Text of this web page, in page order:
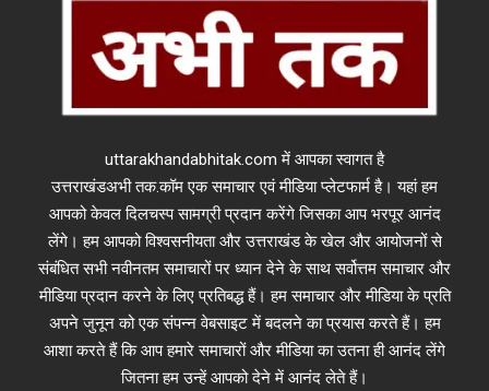
uttarakhandabhitak.com में आपका स्वागत है
उत्तराखंडअभी तक.कॉम एक समाचार एवं मीडिया प्लेटफार्म है। यहां हम
आपको केवल दिलचस्प सामग्री प्रदान करेंगे जिसका आप भरपूर आनंद
लेंगे। हम आपको विश्वसनीयता और उत्तराखंड के खेल और आयोजनों से
संबंधित सभी नवीनतम समाचारों पर ध्यान देने के साथ सर्वोत्तम समाचार और
मीडिया प्रदान करने के लिए प्रतिबद्ध हैं। हम समाचार और मीडिया के प्रति
अपने जुनून को एक संपन्न वेबसाइट में बदलने का प्रयास करते हैं। हम
आशा करते हैं कि आप हमारे समाचारों और मीडिया का उतना ही आनंद लेंगे
जितना हम उन्हें आपको देने में आनंद लेते हैं।